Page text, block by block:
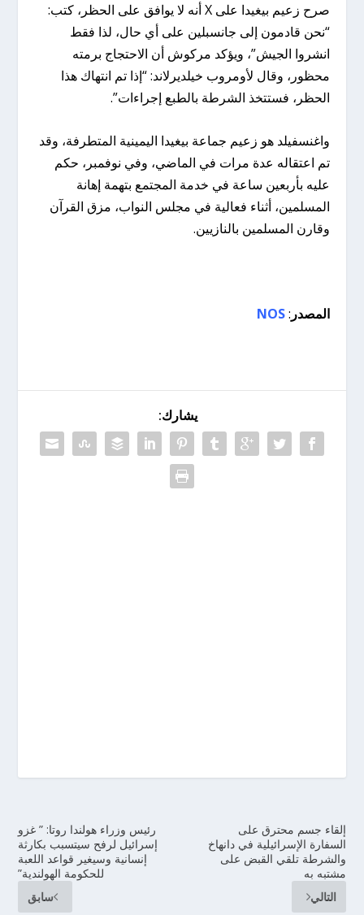
صرح زعيم بيغيدا على X أنه لا يوافق على الحظر، كتب:
“نحن قادمون إلى جانسبلين على أي حال، لذا فقط
انشروا الجيش”، ويؤكد مركوش أن الاحتجاج برمته
محظور، وقال لأومروب خيلديرلاند: “إذا تم انتهاك هذا
الحظر، فستتخذ الشرطة بالطبع إجراءات”.
واغنسفيلد هو زعيم جماعة بيغيدا اليمينية المتطرفة، وقد
تم اعتقاله عدة مرات في الماضي، وفي نوفمبر، حكم
عليه بأربعين ساعة في خدمة المجتمع بتهمة إهانة
المسلمين، أثناء فعالية في مجلس النواب، مزق القرآن
وقارن المسلمين بالنازيين.
المصدر :
NOS
يشارك:
رئيس وزراء هولندا روتا: ” غزو
إسرائيل لرفح سيتسبب بكارثة
إنسانية وسيغير قواعد اللعبة
للحكومة الهولندية”
سابق
إلقاء جسم محترق على
السفارة الإسرائيلية في دانهاخ
والشرطة تلقي القبض على
مشتبه به
التالي